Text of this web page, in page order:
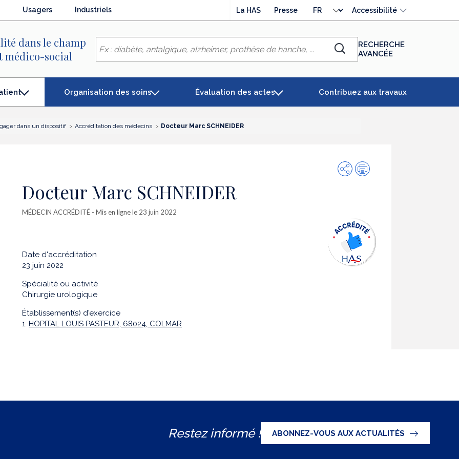
Usagers Industriels La HAS Presse
langue
Accessibilité
dans le champ
médico-social
Chercher
RECHERCHE
AVANCÉE
Organisation des soins Évaluation des actes Contribuez aux travaux
dans un dispositif Accréditation des médecins Docteur Marc SCHNEIDER
PartagerImpression
Docteur Marc SCHNEIDER
MÉDECIN ACCRÉDITÉ - Mis en ligne le 23 juin 2022
Date d'accréditation
23 juin 2022
Spécialité ou activité
Chirurgie urologique
Établissement(s) d'exercice
1. HOPITAL LOUIS PASTEUR, 68024, COLMAR
Restez informé ! ABONNEZ-VOUS AUX ACTUALITÉS